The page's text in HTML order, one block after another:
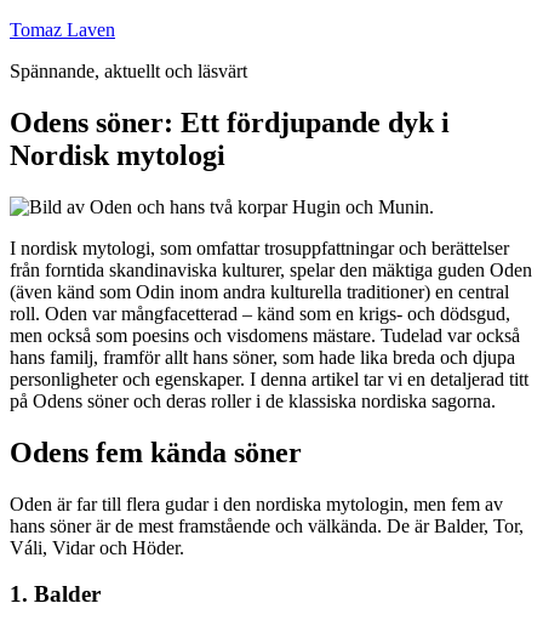
Hoppa
innehåll
Tomaz Laven
Spännande, aktuellt och läsvärt
Odens söner: Ett fördjupande dyk i
Nordisk mytologi
I nordisk mytologi, som omfattar trosuppfattningar och berättelser
från forntida skandinaviska kulturer, spelar den mäktiga guden Oden
(även känd som Odin inom andra kulturella traditioner) en central
roll. Oden var mångfacetterad – känd som en krigs- och dödsgud,
men också som poesins och visdomens mästare. Tudelad var också
hans familj, framför allt hans söner, som hade lika breda och djupa
personligheter och egenskaper. I denna artikel tar vi en detaljerad titt
på Odens söner och deras roller i de klassiska nordiska sagorna.
Odens fem kända söner
Oden är far till flera gudar i den nordiska mytologin, men fem av
hans söner är de mest framstående och välkända. De är Balder, Tor,
Váli, Vidar och Höder.
1. Balder